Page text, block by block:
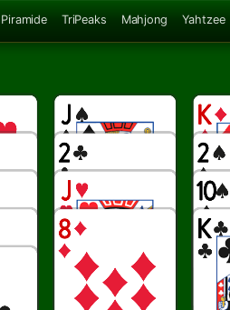
Piramide TriPeaks Mahjong Yahtzee